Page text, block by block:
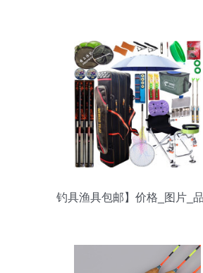
钓具渔具包邮】价格_图片_